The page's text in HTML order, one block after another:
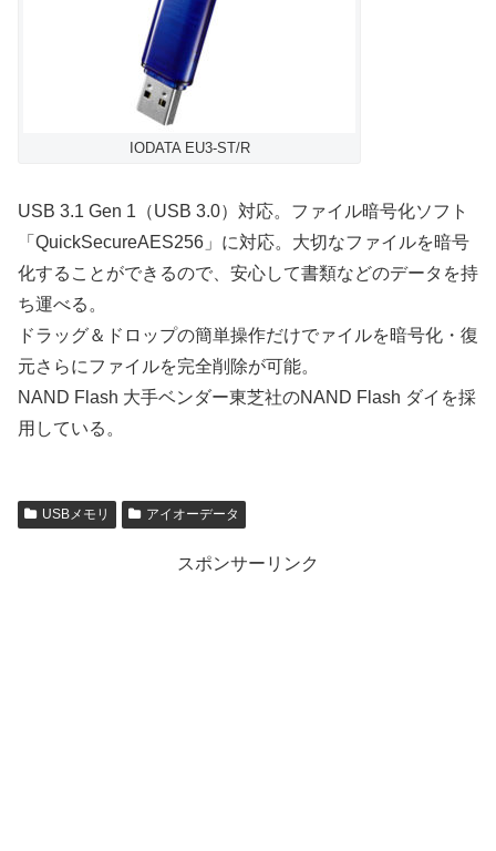
IODATA EU3-ST/R
USB 3.1 Gen 1（USB 3.0）対応。ファイル暗号化ソフト
「QuickSecureAES256」に対応。大切なファイルを暗号
化することができるので、安心して書類などのデータを持
ち運べる。
ドラッグ＆ドロップの簡単操作だけでァイルを暗号化・復
元さらにファイルを完全削除が可能。
NAND Flash 大手ベンダー東芝社のNAND Flash ダイを採
用している。
USBメモリ アイオーデータ
スポンサーリンク